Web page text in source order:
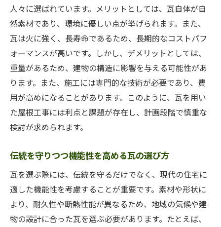
人々に選ばれています。メリットとしては、瓦自体が自
然素材であり、環境に優しい点が挙げられます。また、
瓦は火に強く、長寿命であるため、長期的なコストパフ
ォーマンスが高いです。しかし、デメリットとしては、
重量があるため、建物の構造に影響を与える可能性があ
ります。また、施工には専門的な技術が必要であり、費
用が高めになることがあります。このように、瓦を用い
た屋根工事には利点と課題が存在し、計画段階で慎重な
検討が求められます。
伝統を守りつつ機能性を高める瓦の選び方
瓦を選ぶ際には、伝統を守るだけでなく、現代の住宅に
適した機能性を考慮することが重要です。素材や形状に
より、耐久性や断熱性能が異なるため、地域の気候や建
物の設計に合った瓦を選ぶ必要があります。たとえば、